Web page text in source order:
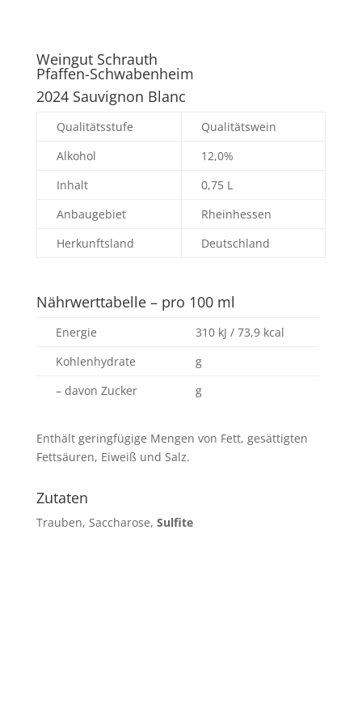
Weingut Schrauth
Pfaffen-Schwabenheim
2024 Sauvignon Blanc
Qualitätsstufe
Qualitätswein
Alkohol
12,0%
Inhalt
0,75 L
Anbaugebiet
Rheinhessen
Herkunftsland
Deutschland
Nährwerttabelle – pro 100 ml
Energie
310 kJ / 73,9 kcal
Kohlenhydrate
g
– davon Zucker
g
Enthält geringfügige Mengen von Fett, gesättigten
Fettsäuren, Eiweiß und Salz.
Zutaten
Trauben, Saccharose, Sulfite